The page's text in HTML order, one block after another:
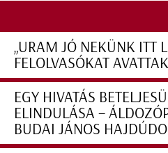
„URAM JÓ NEKÜNK ITT
FELOLVASÓKAT
EGY HIVATÁS
ELINDULÁSA –
BUDAI JÁNOS